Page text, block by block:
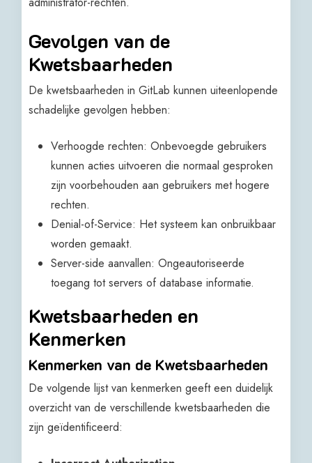
Gevolgen van de
Kwetsbaarheden
De kwetsbaarheden in GitLab kunnen uiteenlopende
schadelijke gevolgen hebben:
Verhoogde rechten: Onbevoegde gebruikers
kunnen acties uitvoeren die normaal gesproken
zijn voorbehouden aan gebruikers met hogere
rechten.
Denial-of-Service: Het systeem kan onbruikbaar
worden gemaakt.
Server-side aanvallen: Ongeautoriseerde
toegang tot servers of database informatie.
Kwetsbaarheden en
Kenmerken
Kenmerken van de Kwetsbaarheden
De volgende lijst van kenmerken geeft een duidelijk
overzicht van de verschillende kwetsbaarheden die
zijn geïdentificeerd: